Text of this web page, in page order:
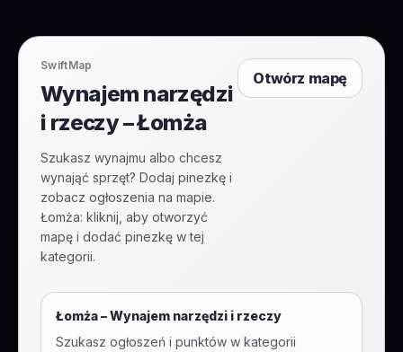
SwiftMap
Wynajem narzędzi
i rzeczy – Łomża
Szukasz wynajmu albo chcesz
wynająć sprzęt? Dodaj pinezkę i
zobacz ogłoszenia na mapie.
Łomża: kliknij, aby otworzyć
mapę i dodać pinezkę w tej
kategorii.
Otwórz mapę
Łomża–Wynajem narzędzi i rzeczy
Szukasz ogłoszeń i punktów w kategorii